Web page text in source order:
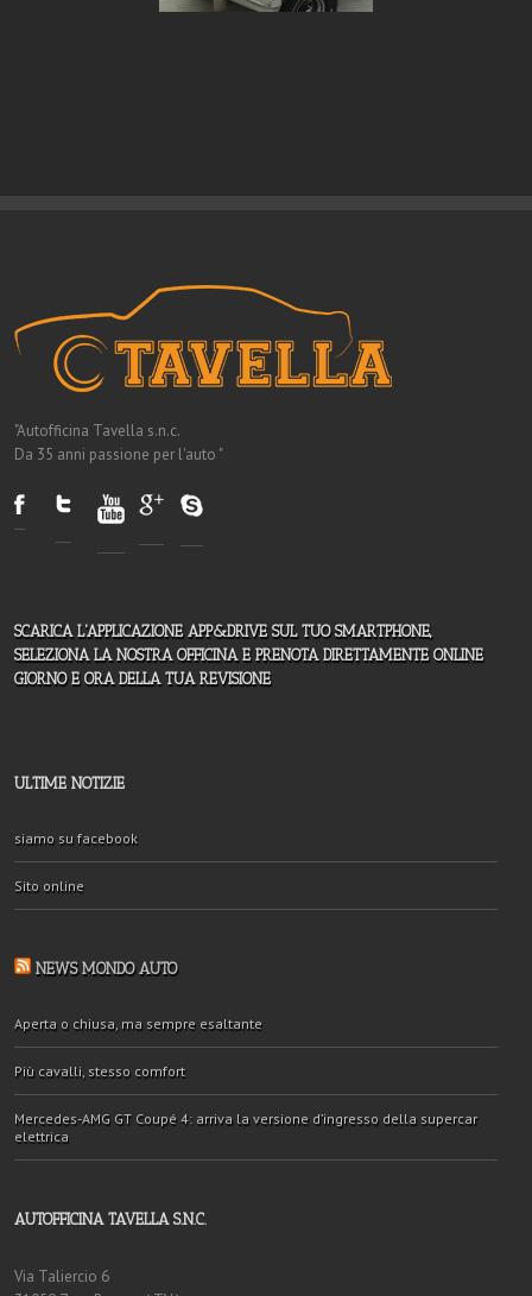
"Autofficina Tavella s.n.c.
Da 35 anni passione per l'auto "
SCARICA L'APPLICAZIONE APP&DRIVE SUL TUO SMARTPHONE,
SELEZIONA LA NOSTRA OFFICINA E PRENOTA DIRETTAMENTE ONLINE
GIORNO E ORA DELLA TUA REVISIONE
ULTIME NOTIZIE
siamo su facebook
Sito online
NEWS MONDO AUTO
Aperta o chiusa, ma sempre esaltante
Più cavalli, stesso comfort
Mercedes-AMG GT Coupé 4: arriva la versione d’ingresso della supercar
elettrica
AUTOFFICINA TAVELLA S.N.C.
Via Taliercio 6